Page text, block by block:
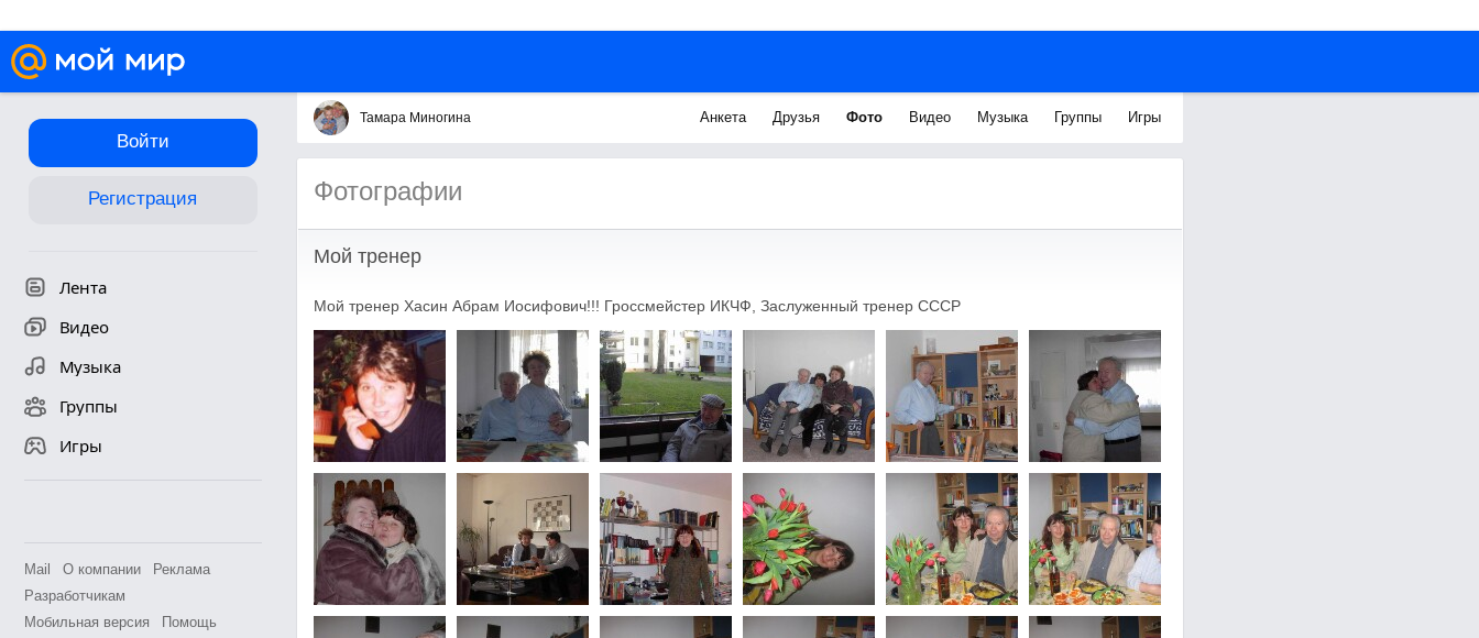
Войти
Регистрация
Лента
Видео
Музыка
Группы
Игры
Mail О компании
Реклама
Разработчикам
Мобильная версия
Помощь
Тамара Миногина Анкета Друзья Фото Видео Музыка Группы Игры
Фотографии
Мой тренер
Мой тренер Хасин Абрам Иосифович!!! Гроссмейстер ИКЧФ, Заслуженный тренер СССР